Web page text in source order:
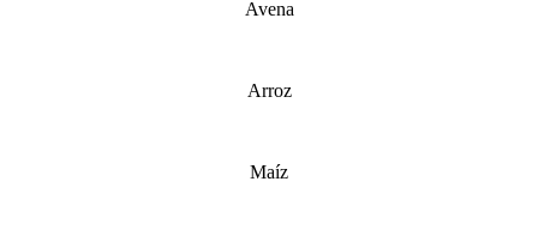
Avena
Arroz
Maíz